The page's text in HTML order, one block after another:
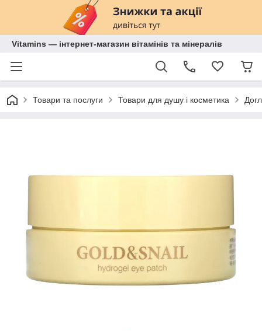
Vitamins — інтернет-магазин вітамінів та мінералів
Товари та послуги Товари для душу і косметика